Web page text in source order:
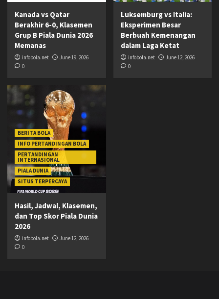
Kanada vs Qatar
Berakhir 6-0, Klasemen
Grup B Piala Dunia 2026
Memanas
infobola.net
June 19, 2026
0
Luksemburg vs Italia:
Eksperimen Besar
Berbuah Kemenangan
dalam Laga Ketat
infobola.net
June 12, 2026
0
BERITA BOLA
INFO PERTANDINGAN BOLA
PERTANDINGAN
INTERNASIONAL
PIALA DUNIA
SITUS TERPERCAYA
Hasil, Jadwal, Klasemen,
dan Top Skor Piala Dunia
2026
infobola.net
June 12, 2026
0